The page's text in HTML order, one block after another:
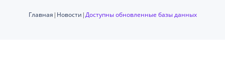
Главная | Новости |Доступны обновленные базы данных